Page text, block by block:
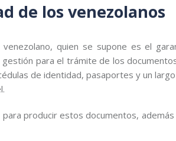
de los venezolanos
quien se supone es el
para el trámite de los
de identidad, pasaportes y un
producir estos documentos,